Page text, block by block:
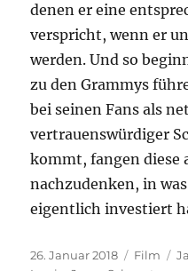
denen er eine
verspricht, wenn er
werden. Und so
zu den Grammys
bei seinen Fans als
vertrauenswürdiger
kommt, fangen diese
nachzudenken, in
eigentlich investiert
Veröffentlicht
26. Januar 2018 Film